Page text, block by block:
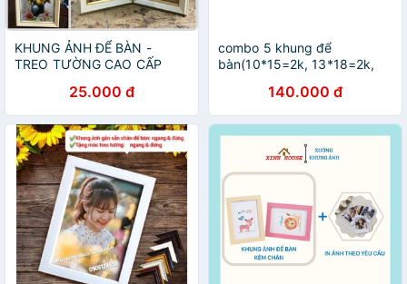
KHUNG ẢNH ĐỂ BÀN -
TREO TƯỜNG CAO CẤP
25.000 đ
combo 5 khung để
bàn(10*15=2k, 13*18=2k,
140.000 đ